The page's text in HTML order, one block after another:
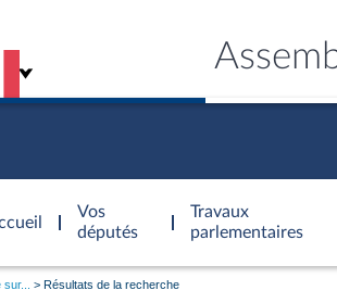
Vos
députés
Travaux
parlementaires
Résultats de la recherche